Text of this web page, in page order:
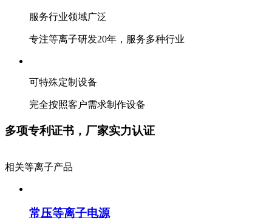
服务行业领域广泛
专注等离子研发20年，服务多种行业
可特殊定制设备
完全按照客户需求制作设备
多项专利证书，厂家实力认证
相关等离子产品
常压等离子电源